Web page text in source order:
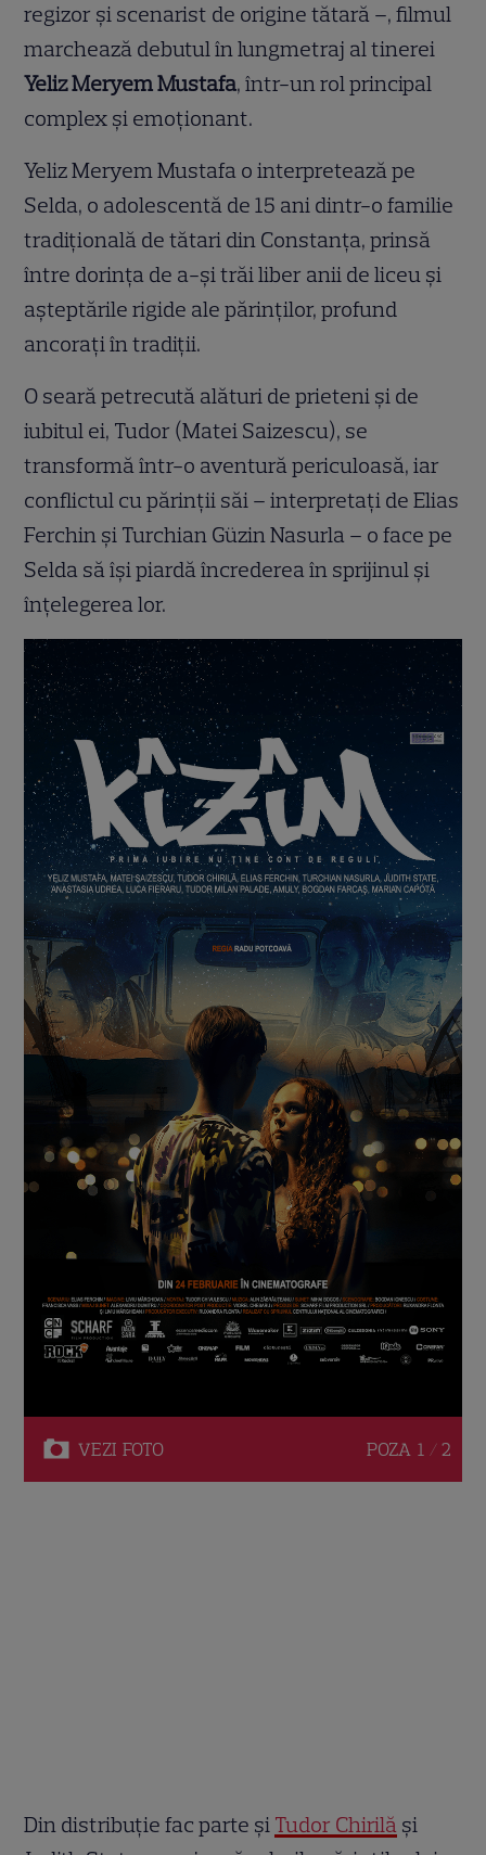
regizor și scenarist de origine tătară –, filmul
marchează debutul în lungmetraj al tinerei
Yeliz Meryem Mustafa, într-un rol principal
complex și emoționant.
Yeliz Meryem Mustafa o interpretează pe
Selda, o adolescentă de 15 ani dintr-o familie
tradițională de tătari din Constanța, prinsă
între dorința de a-și trăi liber anii de liceu și
așteptările rigide ale părinților, profund
ancorați în tradiții.
O seară petrecută alături de prieteni și de
iubitul ei, Tudor (Matei Saizescu), se
transformă într-o aventură periculoasă, iar
conflictul cu părinții săi – interpretați de Elias
Ferchin și Turchian Güzin Nasurla – o face pe
Selda să își piardă încrederea în sprijinul și
înțelegerea lor.
VEZI FOTO POZA 1 / 2
Din distribuție fac parte și Tudor Chirilă și